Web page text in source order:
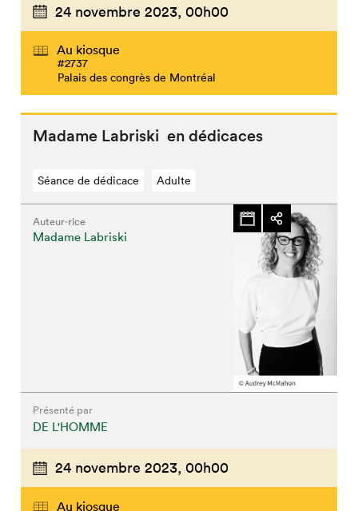
Que cherchez-vous?
24 novembre 2023, 00h00
Au kiosque
#2737
Palais des congrès de Montréal
Madame Labriski en dédicaces
Séance de dédicace Adulte
Auteur·rice
Madame Labriski
Présenté par
DE L'HOMME
24 novembre 2023, 00h00
Au kiosque